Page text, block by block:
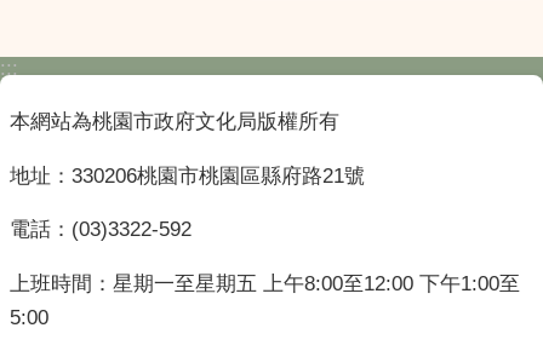
:::
本網站為桃園市政府文化局版權所有
地址：330206桃園市桃園區縣府路21號
電話：(03)3322-592
上班時間：星期一至星期五 上午8:00至12:00 下午1:00至
5:00